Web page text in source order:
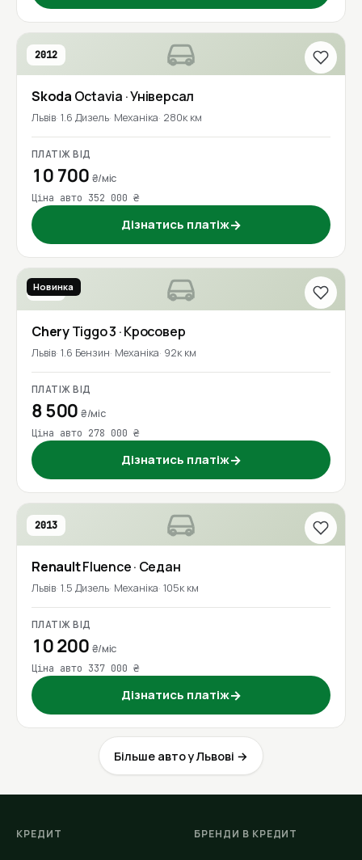
2012
Skoda Octavia · Універсал
Львів 1.6 Дизель Механіка 280к км
ПЛАТІЖ ВІД
10 700 ₴/міс
Ціна авто 352 000 ₴
Дізнатись платіж→
2016
Новинка
CheryTiggo 3 · Кросовер
Львів 1.6 Бензин Механіка 92к км
ПЛАТІЖ ВІД
8 500₴/міс
Ціна авто 278 000 ₴
Дізнатись платіж→
2013
RenaultFluence· Седан
Львів 1.5 Дизель Механіка 105к км
ПЛАТІЖ ВІД
10 200 ₴/міс
Ціна авто 337 000 ₴
Дізнатись платіж→
Більше авто у Львові →
КРЕДИТ БРЕНДИ В КРЕДИТ